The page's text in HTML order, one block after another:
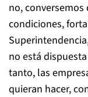
no, conversemos
condiciones,
no está
tanto, las
quieran hacer,